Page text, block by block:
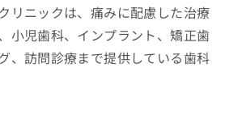
リニックは、痛みに配慮した治療
小児歯科、インプラント、矯正歯
、訪問診療まで提供している歯科